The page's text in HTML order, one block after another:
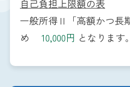
自己負担上限額の表
一般所得Ⅱ「高額かつ長
め
10,000円 となります。